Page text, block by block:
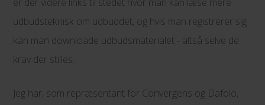
udbudsteknisk om udbuddet, og hvis man registrerer sig
kan man downloade udbudsmaterialet - altså selve de
krav der stilles.
Jeg har, som repræsentant for Convergens og Dafolo,